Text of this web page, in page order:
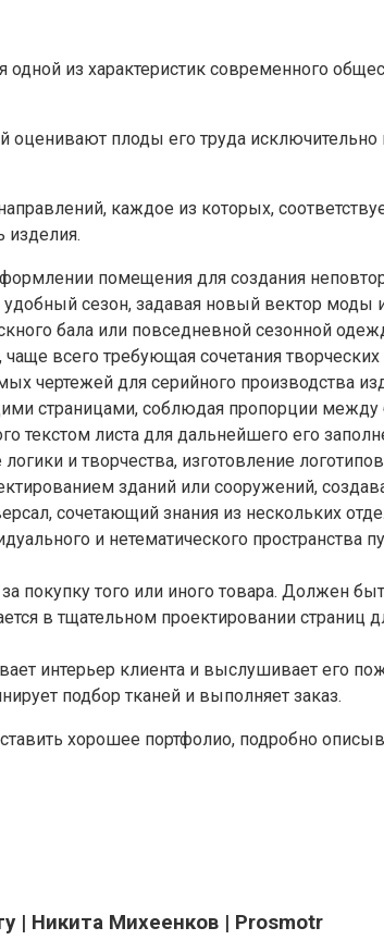
из характеристик современного
оценивают плоды его труда
каждое из которых,
изделия.
помещения для создания
сезон, задавая новый вектор моды
бала или повседневной сезонной
всего требующая сочетания
чертежей для серийного производства
страницами, соблюдая пропорции
текстом листа для дальнейшего его
и творчества, изготовление
зданий или сооружений,
сочетающий знания из нескольких
и нетематического
за покупку того или иного товара.
в тщательном проектировании страниц
интерьер клиента и выслушивает его
подбор тканей и выполняет заказ.
хорошее портфолио, подробно
| Никита Михеенков | Prosmotr